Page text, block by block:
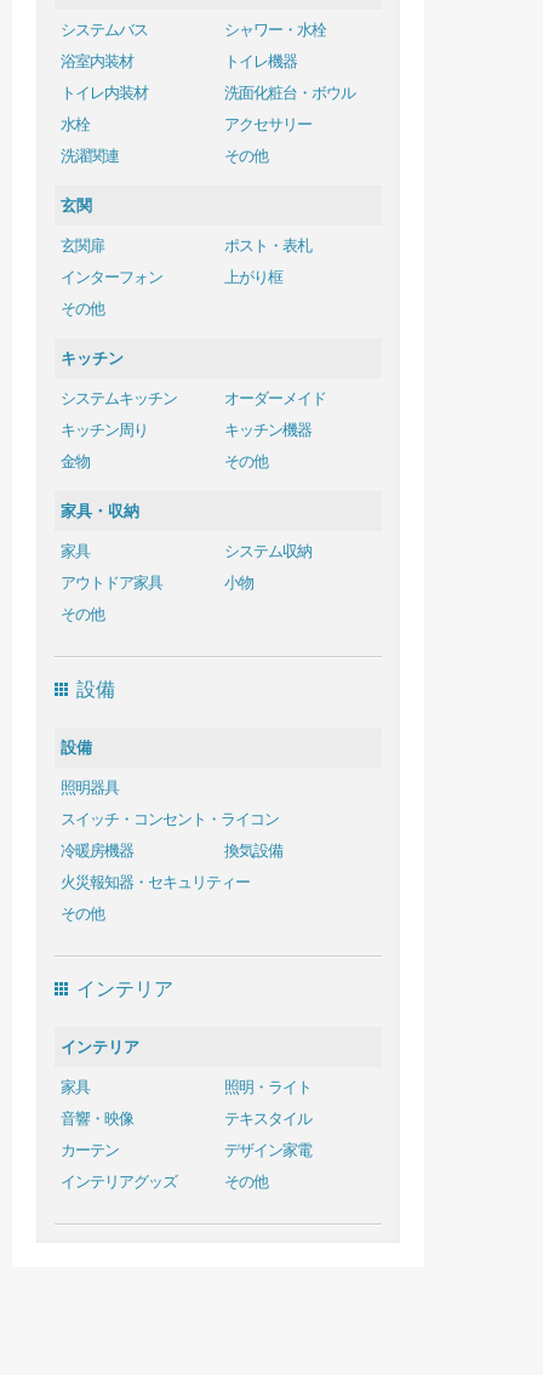
システムバス
シャワー・水栓
浴室内装材
トイレ機器
トイレ内装材
洗面化粧台・ボウル
水栓
アクセサリー
洗濯関連
その他
玄関
玄関扉
ポスト・表札
インターフォン
上がり框
その他
キッチン
システムキッチン
オーダーメイド
キッチン周り
キッチン機器
金物
その他
家具・収納
家具
システム収納
アウトドア家具
小物
その他
設備
設備
照明器具
スイッチ・コンセント・ライコン
冷暖房機器
換気設備
火災報知器・セキュリティー
その他
インテリア
インテリア
家具
照明・ライト
音響・映像
テキスタイル
カーテン
デザイン家電
インテリアグッズ
その他